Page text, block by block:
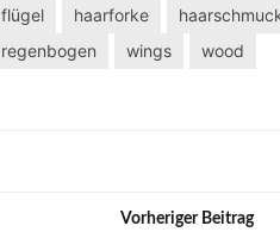
flügel haarforke
regenbogen
wings wood
Vorheriger Beitrag